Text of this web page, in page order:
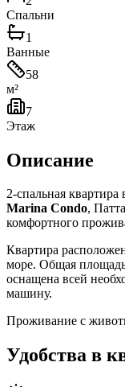
Спальни
1
Ванные
58
м²
7
Этаж
Описание
2-спальная
Marina Condo,
комфортного
Квартира
море. Общая
оснащена всей
машину.
Проживание с
Удобства в